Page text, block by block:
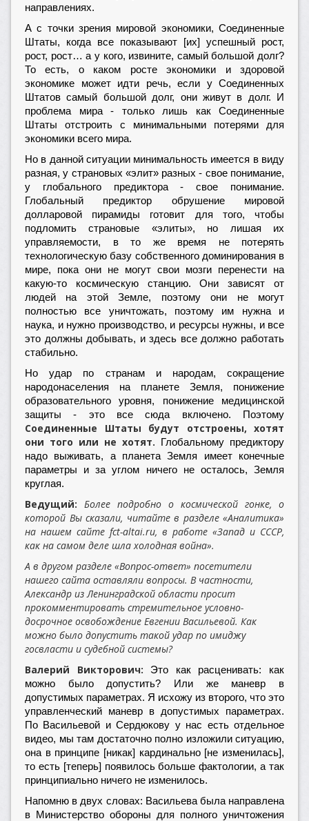
направлениях.
А с точки зрения мировой экономики, Соединенные
Штаты, когда все показывают [их] успешный рост,
рост, рост… а у кого, извините, самый большой долг?
То есть, о каком росте экономики и здоровой
экономике может идти речь, если у Соединенных
Штатов самый большой долг, они живут в долг. И
проблема мира - только лишь как Соединенные
Штаты отстроить с минимальными потерями для
экономики всего мира.
Но в данной ситуации минимальность имеется в виду
разная, у страновых «элит» разных - свое понимание,
у глобального предиктора - свое понимание.
Глобальный предиктор обрушение мировой
долларовой пирамиды готовит для того, чтобы
подломить страновые «элиты», но лишая их
управляемости, в то же время не потерять
технологическую базу собственного доминирования в
мире, пока они не могут свои мозги перенести на
какую-то космическую станцию. Они зависят от
людей на этой Земле, поэтому они не могут
полностью все уничтожать, поэтому им нужна и
наука, и нужно производство, и ресурсы нужны, и все
это должны добывать, и здесь все должно работать
стабильно.
Но удар по странам и народам, сокращение
народонаселения на планете Земля, понижение
образовательного уровня, понижение медицинской
защиты - это все сюда включено. Поэтому
Соединенные Штаты будут отстроены, хотят
они того или не хотят. Глобальному предиктору
надо выживать, а планета Земля имеет конечные
параметры и за углом ничего не осталось, Земля
круглая.
Ведущий: Более подробно о космической гонке, о
которой Вы сказали, читайте в разделе «Аналитика»
на нашем сайте fct-altai.ru, в работе «Запад и СССР,
как на самом деле шла холодная война».
А в другом разделе «Вопрос-ответ» посетители
нашего сайта оставляли вопросы. В частности,
Александр из Ленинградской области просит
прокомментировать стремительное условно-
досрочное освобождение Евгении Васильевой. Как
можно было допустить такой удар по имиджу
госвласти и судебной системы?
Валерий Викторович: Это как расценивать: как
можно было допустить? Или же маневр в
допустимых параметрах. Я исхожу из второго, что это
управленческий маневр в допустимых параметрах.
По Васильевой и Сердюкову у нас есть отдельное
видео, мы там достаточно полно изложили ситуацию,
она в принципе [никак] кардинально [не изменилась],
то есть [теперь] появилось больше фактологии, а так
принципиально ничего не изменилось.
Напомню в двух словах: Васильева была направлена
в Министерство обороны для полного уничтожения